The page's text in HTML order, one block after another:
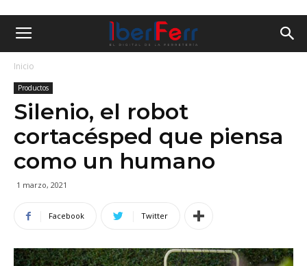
Inicio
Productos
Silenio, el robot
cortacésped que piensa
como un humano
1 marzo, 2021
Facebook Twitter